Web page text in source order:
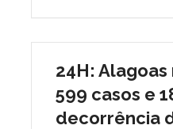
24H:
599 casos e
decorrência